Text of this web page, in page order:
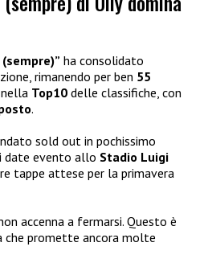
ha consolidato
rimanendo per ben 55
nella Top10 delle classifiche, con
.
sold out in pochissimo
date evento allo Stadio Luigi
tappe attese per la primavera
accenna a fermarsi. Questo è
che promette ancora molte